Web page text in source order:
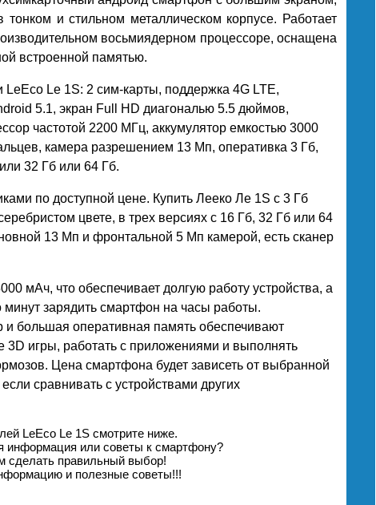
тонком и стильном металлическом корпусе. Работает
восьмиядерном процессоре, оснащена
встроенной памятью.
LeEco Le 1S: 2 сим-карты, поддержка 4G LTE,
5.1, экран Full HD диагональю 5.5 дюймов,
частотой 2200 МГц, аккумулятор емкостью 3000
камера разрешением 13 Мп, оперативка 3 Гб,
32 Гб или 64 Гб.
по доступной цене. Купить Лееко Ле 1S с 3 Гб
цвете, в трех версиях с 16 Гб, 32 Гб или 64
13 Мп и фронтальной 5 Мп камерой, есть сканер
мАч, что обеспечивает долгую работу устройства, а
зарядить смартфон на часы работы.
большая оперативная память обеспечивают
3D игры, работать с приложениями и выполнять
Цена смартфона будет зависеть от выбранной
сравнивать с устройствами других
LeEco Le 1S смотрите ниже.
информация или советы к смартфону?
сделать правильный выбор!
и полезные советы!!!